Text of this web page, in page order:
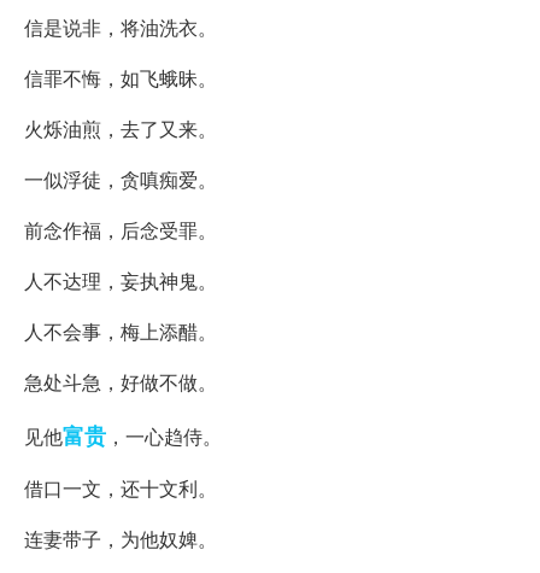
信是说非，将油洗衣。
信罪不悔，如飞蛾昧。
火烁油煎，去了又来。
一似浮徒，贪嗔痴爱。
前念作福，后念受罪。
人不达理，妄执神鬼。
人不会事，梅上添醋。
急处斗急，好做不做。
见他富贵 ，一心趋侍。
借口一文，还十文利。
连妻带子，为他奴婢。